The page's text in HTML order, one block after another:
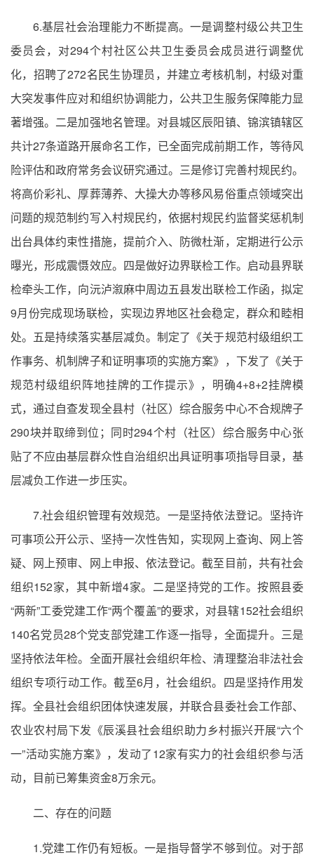
6.基层社会治理能力不断提高。一是调整村级公共卫生
委员会，对294个村社区公共卫生委员会成员进行调整优
化，招聘了272名民生协理员，并建立考核机制，村级对重
大突发事件应对和组织协调能力，公共卫生服务保障能力显
著增强。二是加强地名管理。对县城区辰阳镇、锦滨镇辖区
共计27条道路开展命名工作，已全面完成前期工作，等待风
险评估和政府常务会议研究通过。三是修订完善村规民约。
将高价彩礼、厚葬薄养、大操大办等移风易俗重点领域突出
问题的规范制约写入村规民约，依据村规民约监督奖惩机制
出台具体约束性措施，提前介入、防微杜渐，定期进行公示
曝光，形成震慑效应。四是做好边界联检工作。启动县界联
检牵头工作，向沅泸溆麻中周边五县发出联检工作函，拟定
9月份完成现场联检，实现边界地区社会稳定，群众和睦相
处。五是持续落实基层减负。制定了《关于规范村级组织工
作事务、机制牌子和证明事项的实施方案》，下发了《关于
规范村级组织阵地挂牌的工作提示》，明确4+8+2挂牌模
式，通过自查发现全县村（社区）综合服务中心不合规牌子
290块并取缔到位；同时294个村（社区）综合服务中心张
贴了不应由基层群众性自治组织出具证明事项指导目录，基
层减负工作进一步压实。
7.社会组织管理有效规范。一是坚持依法登记。坚持许
可事项公开公示、坚持一次性告知，实现网上查询、网上答
疑、网上预审、网上申报、依法登记。截至目前，共有社会
组织152家，其中新增4家。二是坚持党的工作。按照县委
“两新”工委党建工作“两个覆盖”的要求，对县辖152社会组织
140名党员28个党支部党建工作逐一指导，全面提升。三是
坚持依法年检。全面开展社会组织年检、清理整治非法社会
组织专项行动工作。截至6月，社会组织。四是坚持作用发
挥。全县社会组织团体快速发展，并联合县委社会工作部、
农业农村局下发《辰溪县社会组织助力乡村振兴开展“六个
一”活动实施方案》，发动了12家有实力的社会组织参与活
动，目前已筹集资金8万余元。
二、存在的问题
1.党建工作仍有短板。一是指导督学不够到位。对于部